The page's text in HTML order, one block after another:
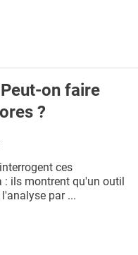
Peut-on faire
?
ces
: ils montrent qu'un outil
par ...